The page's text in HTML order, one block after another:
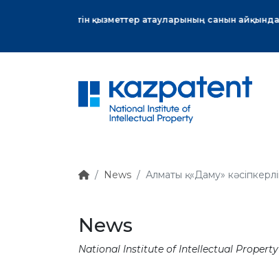
News Алматы қ. «Даму»
News
National Institute of Intellectual Property